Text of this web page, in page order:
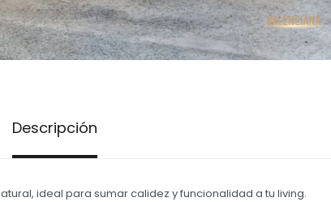
Descripción
ideal para sumar calidez y funcionalidad a tu living.